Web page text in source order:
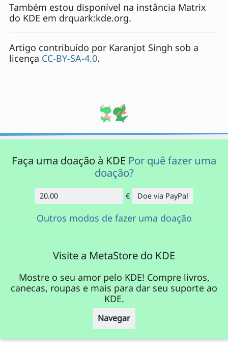
Também estou disponível na instância Matrix
do KDE em drquark:kde.org.
Artigo contribuído por Karanjot Singh sob a
licença CC-BY-SA-4.0.
Faça uma doação à KDE Por quê fazer uma
doação?
Quantidade
€ Doe via PayPal
Outros modos de fazer uma doação
Visite a MetaStore do KDE
Mostre o seu amor pelo KDE! Compre livros,
canecas, roupas e mais para dar seu suporte ao
KDE.
Navegar